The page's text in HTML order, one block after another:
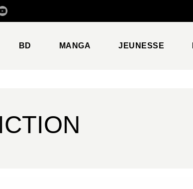
BD MANGA JEUNESSE